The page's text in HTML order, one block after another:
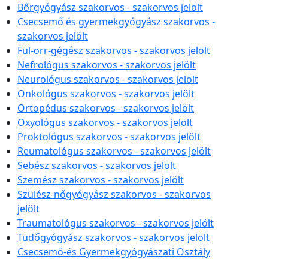
Bőrgyógyász szakorvos - szakorvos jelölt
Csecsemő és gyermekgyógyász szakorvos -
szakorvos jelölt
Fül-orr-gégész szakorvos - szakorvos jelölt
Nefrológus szakorvos - szakorvos jelölt
Neurológus szakorvos - szakorvos jelölt
Onkológus szakorvos - szakorvos jelölt
Ortopédus szakorvos - szakorvos jelölt
Oxyológus szakorvos - szakorvos jelölt
Proktológus szakorvos - szakorvos jelölt
Reumatológus szakorvos - szakorvos jelölt
Sebész szakorvos - szakorvos jelölt
Szemész szakorvos - szakorvos jelölt
Szülész-nőgyógyász szakorvos - szakorvos
jelölt
Traumatológus szakorvos - szakorvos jelölt
Tüdőgyógyász szakorvos - szakorvos jelölt
Csecsemő-és Gyermekgyógyászati Osztály